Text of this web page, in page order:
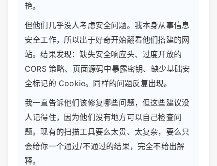
艳。
但他们几乎没人考虑安全问题。我本身从事信息
安全工作，所以出于好奇开始翻看他们搭建的网
站。结果发现：缺失安全响应头、过度开放的
CORS 策略、页面源码中暴露密钥、缺少基础安
全标记的 Cookie。同样的问题反复出现。
我一直告诉他们该修复哪些问题，但这些建议没
人记得住，因为他们没有地方可以自己检查问
题。现有的扫描工具要么太贵、太复杂，要么只
会给你一个通过/不通过的结果，完全不给出解
释。